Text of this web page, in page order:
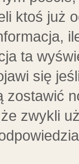
ktoś już
ta
się
zostawić
zwykli